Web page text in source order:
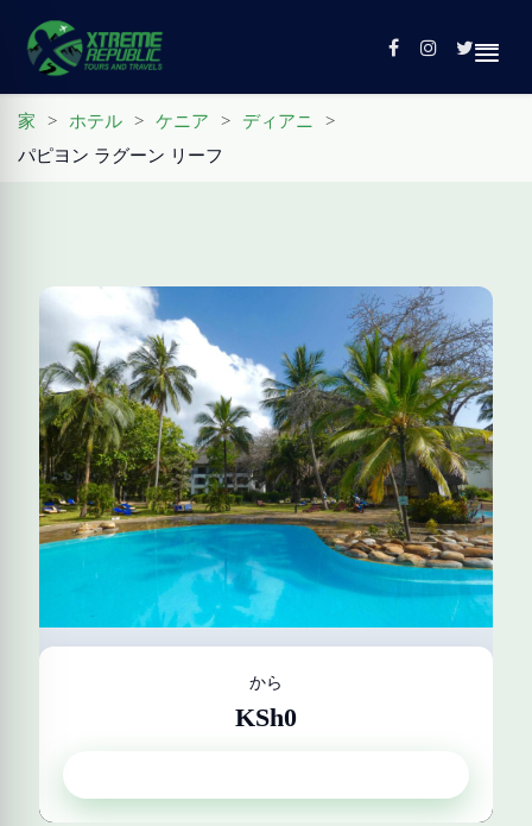
家
プロフィール
家 > ホテル > ケニア > ディアニ
>
パピヨン ラグーン リーフ
から
KSh0